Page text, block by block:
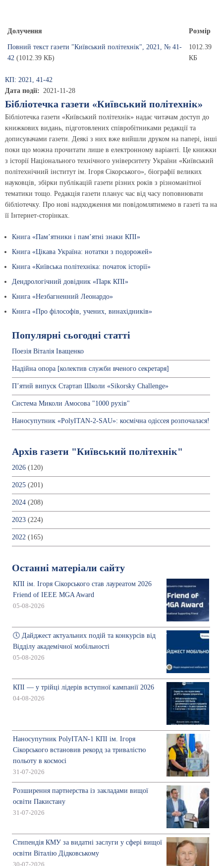
Долучення Розмір
Повний текст газети "Київський політехнік", 2021, № 41-
42 (1012.39 КБ)
1012.39
КБ
КП: 2021, 41-42
Дата події
2021-11-28
Бібліотечка газети «Київський політехнік»
Бібліотечка газети «Київський політехнік» надає читачам доступ до
книжкових видань, підготовлених співробітниками редакції та
дописувачами газети. Деякі з них вже вийшли друком на папері, інші
поки що можна прочитати лише в електронному варіанті. Це книжки
з історії Національного технічного університету України «Київський
політехнічний інститут ім. Ігоря Сікорського», біографії великих
науковців, збірки публікацій газети різних років з різноманітної
тематики тощо. Редакція газети планує час від часу поповнювати
бібліотечку. Про нові надходження ми повідомлятимемо в газеті та на
її Інтернет-сторінках.
Книга «Пам’ятники і пам’ятні знаки КПІ»
Книга «Цікава Україна: нотатки з подорожей»
Книга «Київська політехніка: початок історії»
Дендрологічний довідник «Парк КПІ»
Книга «Незбагненний Леонардо»
Книга «Про філософів, учених, винахідників»
Популярні сьогодні статті
Поезія Віталія Іващенко
Надійна опора [колектив служби вченого секретаря]
П’ятий випуск Стартап Школи «Sikorsky Challenge»
Система Миколи Амосова "1000 рухів"
Наносупутник «PolyITAN-2-SAU»: космічна одіссея розпочалася!
Архів газети "Київський політехнік"
2026 (120)
2025 (201)
2024 (208)
2023 (224)
2022 (165)
Останні матеріали сайту
КПІ ім. Ігоря Сікорського став лауреатом 2026
Friend of IEEE MGA Award
05-08-2026
🕔 Дайджест актуальних подій та конкурсів від
Відділу академічної мобільності
05-08-2026
КПІ — у трійці лідерів вступної кампанії 2026
04-08-2026
Наносупутник PolyITAN-1 КПІ ім. Ігоря
Сікорського встановив рекорд за тривалістю
польоту в космосі
31-07-2026
Розширення партнерства із закладами вищої
освіти Пакистану
31-07-2026
Стипендія КМУ за видатні заслуги у сфері вищої
освіти Віталію Дідковському
30-07-2026